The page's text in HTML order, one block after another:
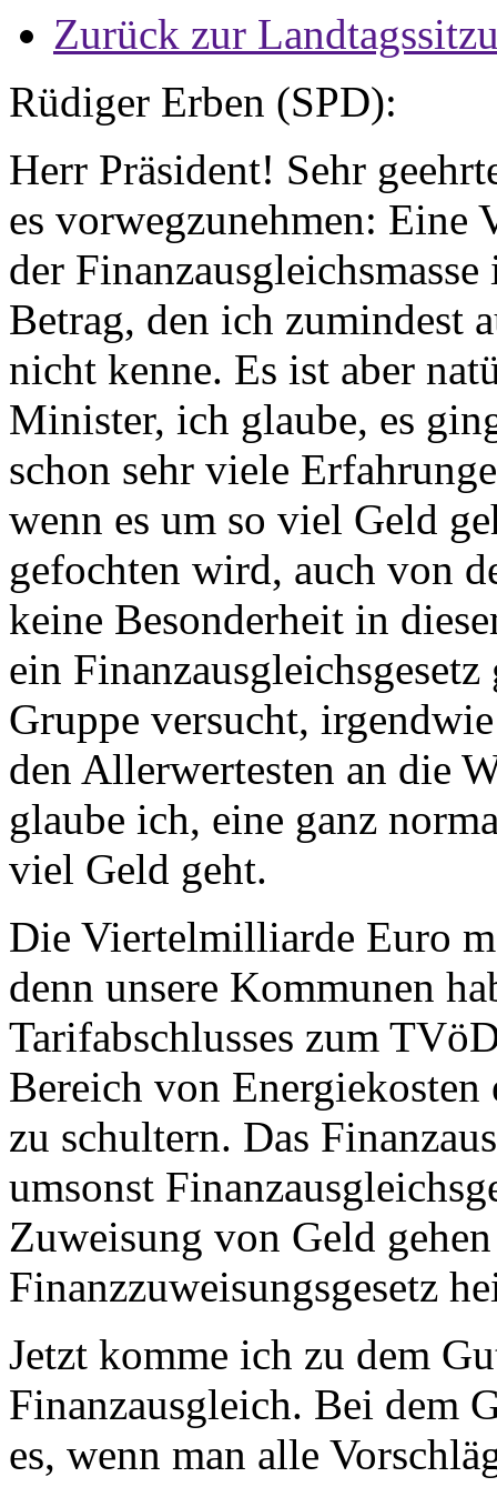
Zurück zur
Rüdiger Erben (SPD):
Herr Präsident! Sehr
es vorwegzunehmen:
der
Betrag, den ich zumindest
nicht kenne. Es ist aber
Minister, ich glaube, es
schon sehr viele
wenn es um so viel Geld
gefochten wird, auch von
keine Besonderheit in
ein
Gruppe versucht,
den Allerwertesten an die
glaube ich, eine ganz
viel Geld geht.
Die Viertelmilliarde Euro
denn unsere Kommunen
Tarifabschlusses zum
Bereich von
zu schultern. Das
umsonst
Zuweisung von Geld
Finanzzuweisungsgesetz
Jetzt komme ich zu dem
Finanzausgleich. Bei dem
es, wenn man alle